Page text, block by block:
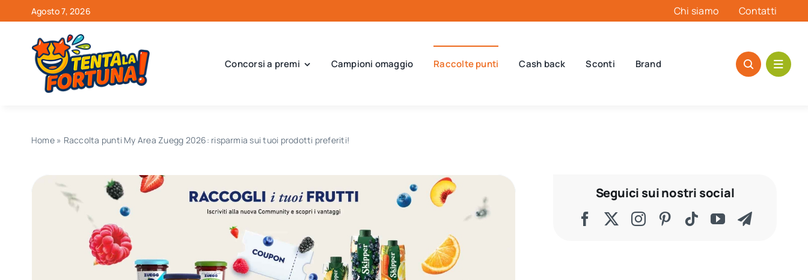
al
contenuto
Agosto 7, 2026 Chi siamo Contatti
Concorsi a premi Campioni omaggio Raccolte punti Cash back Sconti Brand
Home» Raccolta punti My Area Zuegg 2026: risparmia sui tuoi prodotti preferiti!
Seguici sui nostri social